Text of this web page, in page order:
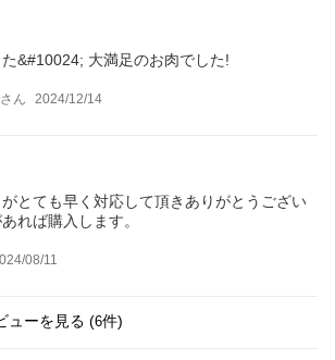
&#10024; 大満足のお肉でした!
さん 2024/12/14
とても早く対応して頂きありがとうござい
れば購入します。
08/11
ューを見る (6件)